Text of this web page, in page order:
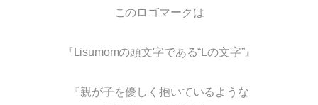
このロゴマークは
『Lisumomの頭文字である“Lの文字”』
『親が子を優しく抱いているような